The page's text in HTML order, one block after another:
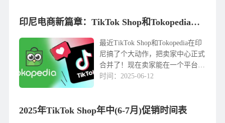
球第四大电商市场，月活用户超印尼电商新篇章：TikTok Shop和Tokopedia整合卖家中心
最近TikTok Shop和Tokopedia在印
尼搞了个大动作，把卖家中心正式
合并了！现在卖家能在一个平台上
统一管理双平台的店铺、商品和营
Siska Jumint...
时间：2025-06-12
2025年TikTok Shop年中(6-7月)促销时间表